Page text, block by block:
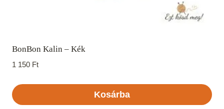
BonBon Kalin – Kék
1 150 Ft
Kosárba